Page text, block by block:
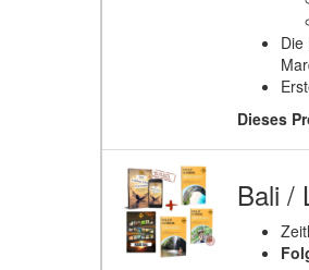
Die
Dieses
Bali /